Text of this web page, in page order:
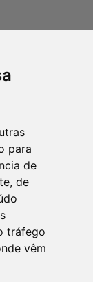
para
de
de
tráfego
vêm
16h36